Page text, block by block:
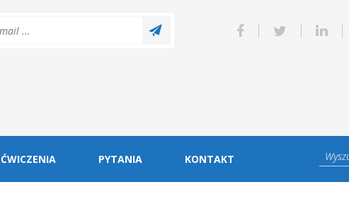
ĆWICZENIA PYTANIA KONTAKT